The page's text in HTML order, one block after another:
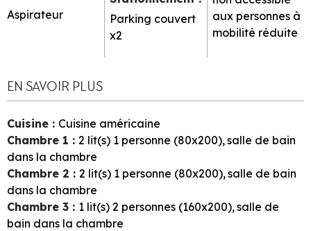
Aspirateur
Parking couvert
x2
aux personnes à
mobilité réduite
EN SAVOIR PLUS
Cuisine : Cuisine américaine
Chambre 1 : 2 lit(s) 1 personne (80x200) salle de bain
dans la chambre
Chambre 2 : 2 lit(s) 1 personne (80x200) salle de bain
dans la chambre
Chambre 3 : 1 lit(s) 2 personnes (160x200) salle de
bain dans la chambre